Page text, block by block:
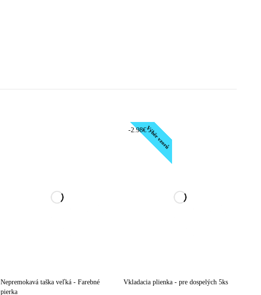
Nepremokavá taška veľká - Farebné
pierka
Výběr vzorů
-2.98€
Vkladacia plienka - pre dospelých 5ks